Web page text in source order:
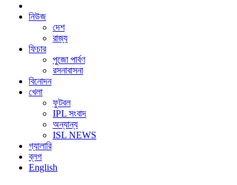
নিউজ
দেশ
রাজ্য
ফিচার
পুজো পার্বণ
রসনাবাসনা
বিনোদন
খেলা
ফুটবল
IPL সংবাদ
অন্যান্য
ISL NEWS
গ্যালারি
ব্লগ
English